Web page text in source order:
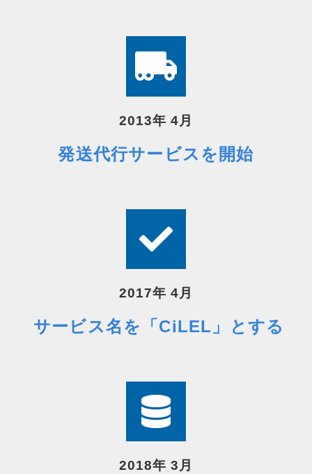
2013年 4月
発送代行サービスを開始
2017年 4月
サービス名を「CiLEL」とする
2018年 3月